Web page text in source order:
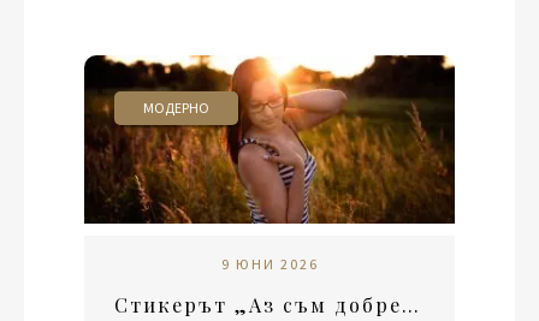
МОДЕРНО
9 ЮНИ 2026
Стикерът „Аз съм добре!“ не е билет за щастие